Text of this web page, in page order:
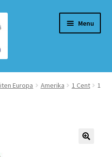
Menu
Europa Amerika 1 Cent
1